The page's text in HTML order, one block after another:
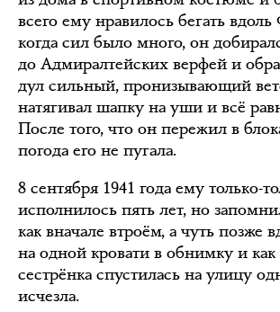
всего ему нравилось бегать
когда сил было много, он
до Адмиралтейских верфей и
дул сильный, пронизывающий
натягивал шапку на уши и всё
После того, что он пережил в
погода его не пугала.
8 сентября 1941 года ему только-
исполнилось пять лет, но
как вначале втроём, а чуть позже
на одной кровати в обнимку и
сестрёнка спустилась на улицу
исчезла.